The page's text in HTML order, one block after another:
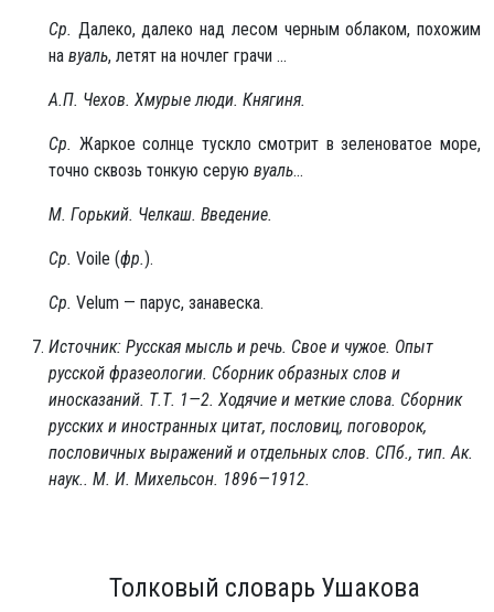
Ср. Далеко, далеко над лесом черным облаком, похожим
на вуаль, летят на ночлег грачи ...
А.П. Чехов. Хмурые люди. Княгиня.
Ср. Жаркое солнце тускло смотрит в зеленоватое море,
точно сквозь тонкую серую вуаль...
М. Горький. Челкаш. Введение.
Ср. Voile (фр.).
Ср. Velum — парус, занавеска.
Источник: Русская мысль и речь. Свое и чужое. Опыт
русской фразеологии. Сборник образных слов и
иносказаний. Т.Т. 1—2. Ходячие и меткие слова. Сборник
русских и иностранных цитат, пословиц, поговорок,
пословичных выражений и отдельных слов. СПб., тип. Ак.
наук.. М. И. Михельсон. 1896—1912.
Толковый словарь Ушакова